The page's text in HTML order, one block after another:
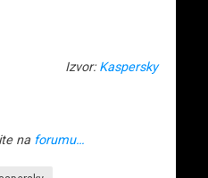
Izvor: Kaspersky
na forumu…